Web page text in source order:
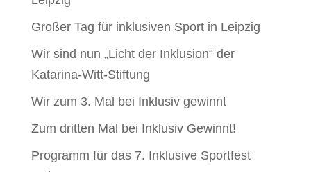
Großer Tag für inklusiven Sport in Leipzig
Wir sind nun „Licht der Inklusion“ der
Katarina-Witt-Stiftung
Wir zum 3. Mal bei Inklusiv gewinnt
Zum dritten Mal bei Inklusiv Gewinnt!
Programm für das 7. Inklusive Sportfest